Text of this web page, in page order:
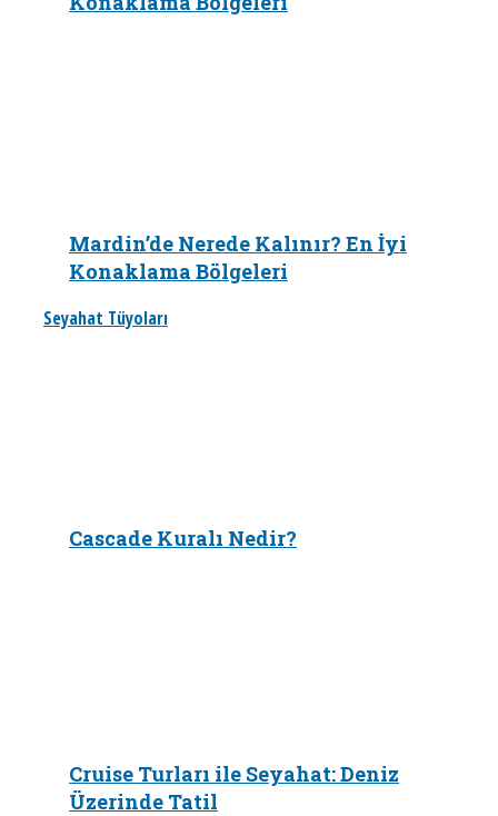
Mardin’de Nerede Kalınır? En İyi
Konaklama Bölgeleri
Seyahat Tüyoları
Cascade Kuralı Nedir?
Cruise Turları ile Seyahat: Deniz
Üzerinde Tatil